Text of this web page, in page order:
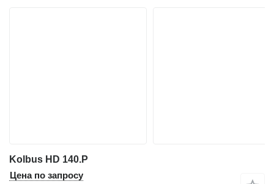
Kolbus HD 140.P
Цена по запросу